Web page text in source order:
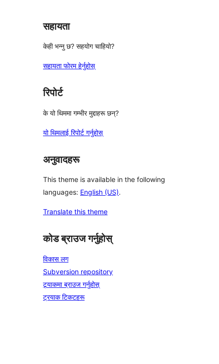
सहायता
केही भन्नु छ? सहयोग चाहियो?
सहायता फोरम हेर्नुहोस्
रिपोर्ट
के यो थिममा गम्भीर मुद्दाहरू छन्?
यो थिमलाई रिपोर्ट गर्नुहोस्
अनुवादहरू
This theme is available in the following
languages: English (US).
Translate this theme
कोड ब्राउज गर्नुहोस्
विकास लग
Subversion repository
ट्र्याकमा ब्राउज गर्नुहोस्
ट्रयाक टिकटहरू